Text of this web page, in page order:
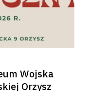
Wojska
Orzysz